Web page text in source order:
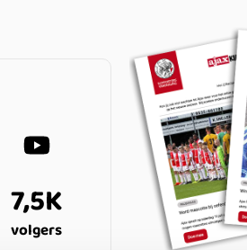
7,5K
volgers